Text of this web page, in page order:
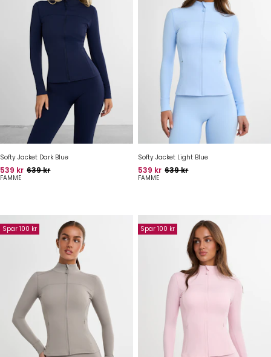
Softy Jacket Dark Blue
Pris
539 kr Oprindelig pris
639 kr
FAMME
Softy Jacket Light Blue
Pris
539 kr Oprindelig pris
639 kr
FAMME
Spar 100 kr Spar 100 kr